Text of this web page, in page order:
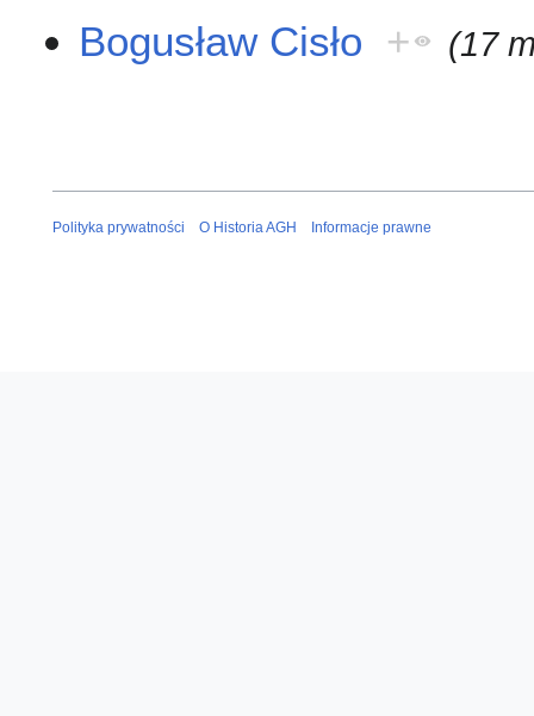
Bogusław Cisło + (17
Polityka prywatności O Historia AGH Informacje prawne